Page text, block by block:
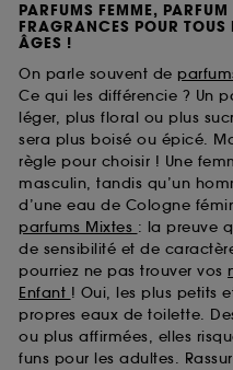
PARFUMS FEMME,
FRAGRANCES POUR TOUS
ÂGES !
On parle souvent de
Ce qui les différencie ? Un
léger, plus floral ou plus
sera plus boisé ou épicé.
règle pour choisir ! Une
masculin, tandis qu’un
d’une eau de Cologne
parfums Mixtes : la preuve
de sensibilité et de
pourriez ne pas trouver vos
Enfant ! Oui, les plus petits
propres eaux de toilette.
ou plus affirmées, elles
funs pour les adultes.